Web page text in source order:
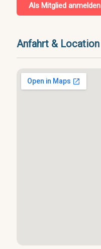
Als Mitglied anmelden
Anfahrt & Location